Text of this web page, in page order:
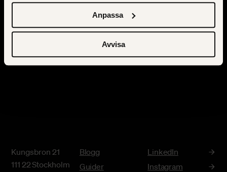
Anpassa
Avvisa
Kungsbron 21
111 22 Stockholm
Blogg
Guider
LinkedIn
Instagram